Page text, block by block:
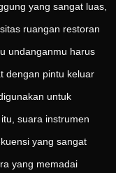
yang sangat luas,
ruangan restoran
undanganmu harus
dengan pintu keluar
untuk
suara instrumen
yang sangat
yang memadai